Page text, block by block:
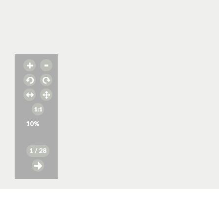
10%
1 / 28